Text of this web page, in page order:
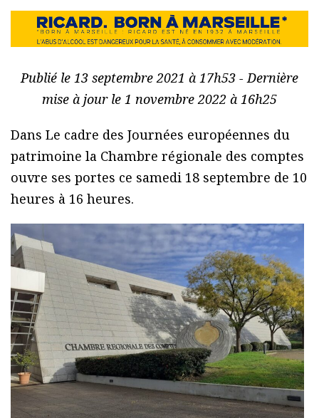
Publié le 13 septembre 2021 à 17h53 - Dernière
mise à jour le 1 novembre 2022 à 16h25
Dans Le cadre des Journées européennes du
patrimoine la Chambre régionale des comptes
ouvre ses portes ce samedi 18 septembre de 10
heures à 16 heures.